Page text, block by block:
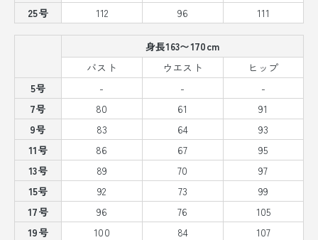
25号
112 96 111
身長163〜170cm
バスト
ウエスト
ヒップ
5号
- -
-
7号
80 61
91
9号
83 64
93
11号
86 67
95
13号
89 70
97
15号
92 73
99
17号
96 76
105
19号
100 84
107